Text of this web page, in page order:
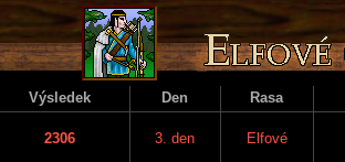
Výsledek Den Rasa
2306 3. den Elfové